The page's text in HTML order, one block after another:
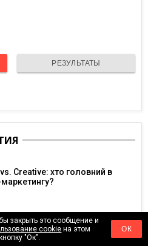
РЕЗУЛЬТАТЫ
Creative: хто головний в
закрыть это сообщение и
cookie на этом
"Ок".
ОК